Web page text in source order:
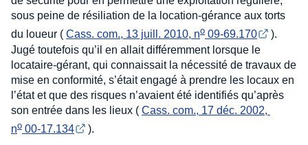
sous peine de résiliation de la location-gérance aux torts
du loueur ( Cass. com., 13 juill. 2010, no 09-69.170
).
Jugé toutefois qu’il en allait différemment lorsque le
locataire-gérant, qui connaissait la nécessité de travaux de
mise en conformité, s’était engagé à prendre les locaux en
l’état et que des risques n’avaient été identifiés qu’après
son entrée dans les lieux ( Cass. com., 17 déc. 2002,
no 00-17.134 ).